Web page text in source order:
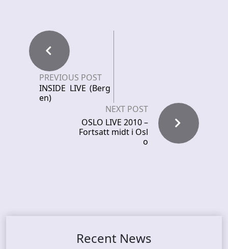
PREVIOUS POST
INSIDE LIVE (Berg
en)
NEXT POST
OSLO LIVE 2010 –
Fortsatt midt i Osl
o
Recent News